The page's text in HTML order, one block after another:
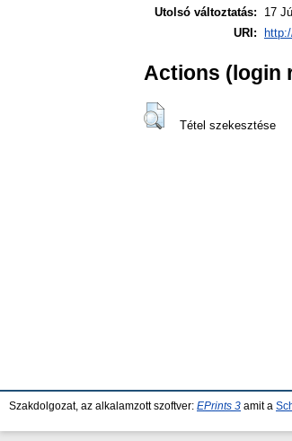
Utolsó változtatás:
17
URI:
Actions (login
Tétel szekesztése
Szakdolgozat, az alkalamzott szoftver: EPrints 3 amit a